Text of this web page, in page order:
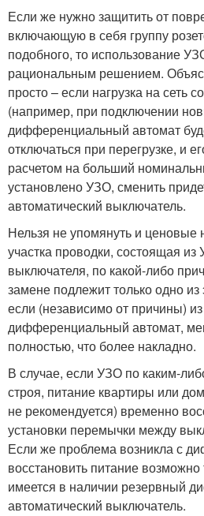
Если же нужно защитить от
включающую в себя группу
подобного, то использование
рациональным решением.
просто – если нагрузка на сеть
(например, при подключении
дифференциальный автомат
отключаться при перегрузке, и
расчетом на больший
установлено УЗО, сменить
автоматический выключатель.
Нельзя не упомянуть и
участка проводки, состоящая
выключателя, по какой-либо
замене подлежит только одно из
если (независимо от причины)
дифференциальный автомат,
полностью, что более накладно.
В случае, если УЗО по каким-
строя, питание квартиры или
не рекомендуется) временно
установки перемычки между
Если же проблема возникла с
восстановить питание возможно
имеется в наличии резервный
автоматический выключатель.